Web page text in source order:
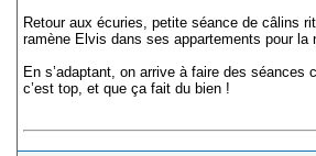
Retour aux écuries, petite séance de câlins
ramène Elvis dans ses appartements pour la
En s’adaptant, on arrive à faire des séances
c’est top, et que ça fait du bien !